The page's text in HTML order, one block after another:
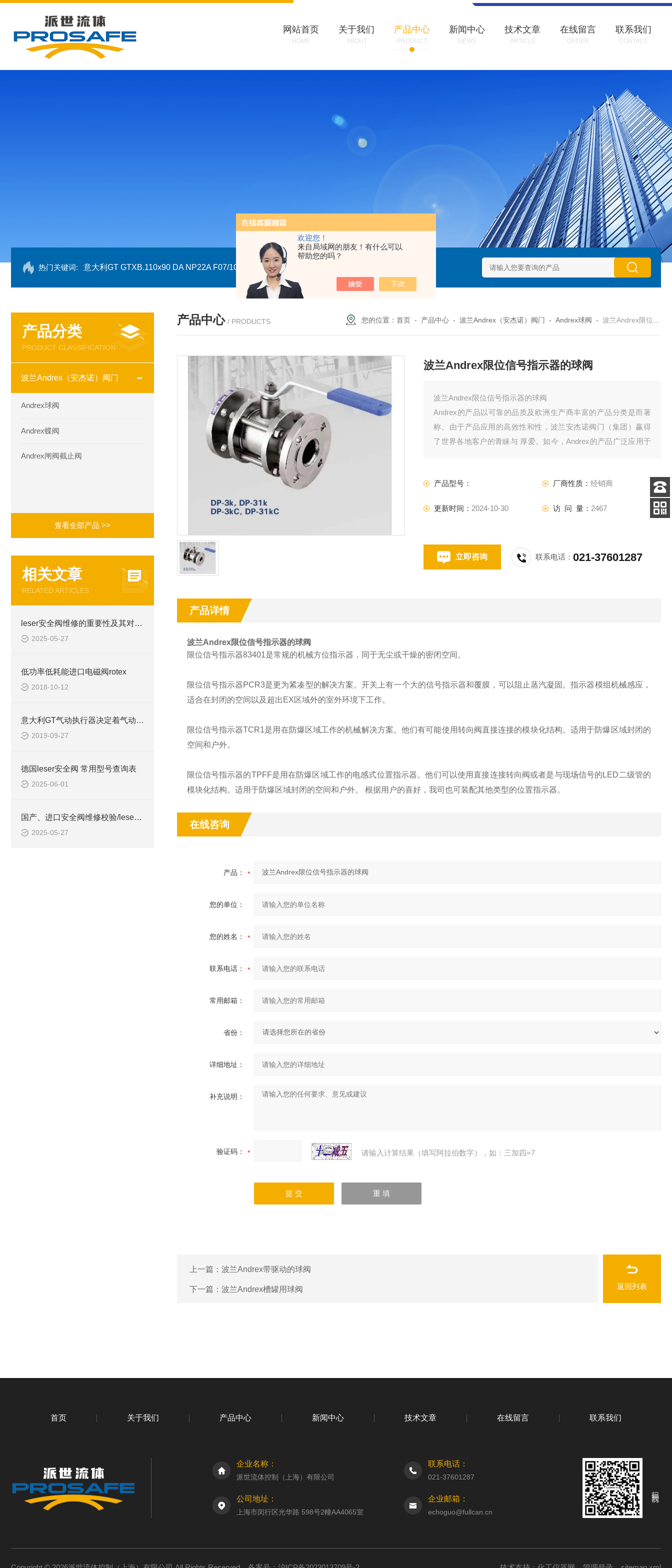
欢迎您！
来自局域网的朋友！有什么可以
帮助您的吗？
网站首页
HOME
关于我们
ABOUT
产品中心
PRODUCT
新闻中心
NEWS
技术文章
ARTICLE
在线留言
ORDER
联系我们
CONTACT
热门关键词: 意大利GT GTXB.110x90 DA NP22A F07/10 GTXN.110x90 DA NP22A F07/10 意大利GT 意大利GT气动执行器型号GTXB 127_GTXB 160 意大利GT气动执行器
产品分类
PRODUCT CLASSIFICATION
波兰Andrex（安杰诺）阀门
Andrex球阀
Andrex蝶阀
Andrex闸阀截止阀
查看全部产品 >>
相关文章
RELATED ARTICLES
leser安全阀维修的重要性及其对系统安全的影响
2025-05-27
低功率低耗能进口电磁阀rotex
2018-10-12
意大利GT气动执行器决定着气动阀门整体的执行效率
2019-09-27
德国leser安全阀 常用型号查询表
2025-06-01
国产、进口安全阀维修校验/leser售后服务
2025-05-27
产品中心 / PRODUCTS 您的位置：首页 - 产品中心 -波兰Andrex（安杰诺）阀门 -Andrex球阀 -波兰Andrex限位信号指示器的球阀
波兰Andrex限位信号指示器的球阀
波兰Andrex限位信号指示器的球阀
Andrex的产品以可靠的品质及欧洲生产商丰富的产品分类是而著
称。由于产品应用的高效性和性，波兰安杰诺阀门（集团）赢得
了世界各地客户的青睐与 厚爱。如今，Andrex的产品广泛应用于
产品型号：
厂商性质： 经销商
更新时间： 2024-10-30 访 问 量： 2467
立即咨询 联系电话：021-37601287
产品详情
波兰Andrex限位信号指示器的球阀
限位信号指示器83401是常规的机械方位指示器，同于无尘或干燥的密闭空间。
限位信号指示器PCR3是更为紧凑型的解决方案。开关上有一个大的信号指示器和覆膜，可以阻止蒸汽凝固。指示器模组机械感应，
适合在封闭的空间以及超出EX区域外的室外环境下工作。
限位信号指示器TCR1是用在防爆区域工作的机械解决方案。他们有可能使用转向阀直接连接的模块化结构。适用于防爆区域封闭的
空间和户外。
限位信号指示器的TPFF是用在防爆区域工作的电感式位置指示器。他们可以使用直接连接转向阀或者是与现场信号的LED二级管的
模块化结构。适用于防爆区域封闭的空间和户外。 根据用户的喜好，我司也可装配其他类型的位置指示器。
在线咨询
产品：
您的单位：
您的姓名：
联系电话：
常用邮箱：
省份：
详细地址：
补充说明：
验证码： 请输入计算结果（填写阿拉伯数字），如：三加四=7
上一篇： 波兰Andrex带驱动的球阀
下一篇： 波兰Andrex槽罐用球阀 返回列表
首页 关于我们 产品中心 新闻中心 技术文章 在线留言 联系我们
企业名称：
派世流体控制（上海）有限公司
联系电话：
021-37601287
公司地址：
上海市闵行区光华路 598号2幢AA4065室
企业邮箱：
echoguo@fullcan.cn
客服
电话